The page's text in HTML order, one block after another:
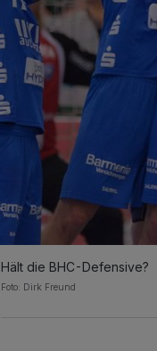
Hält die BHC-Defensive?
Foto: Dirk Freund